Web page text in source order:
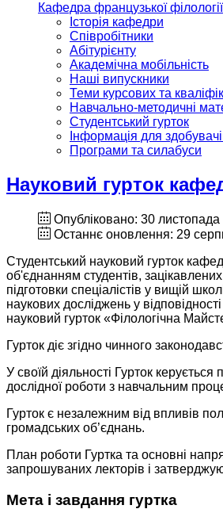
Кафедра французької філології
Історія кафедри
Співробітники
Абітурієнту
Академічна мобільність
Наші випускники
Теми курсових та
Навчально-методичні
Студентський гурток
Інформація для
Програми та силабуси
Науковий гурток
Опубліковано: 30
Останнє оновлення: 29
Студентський науковий гурток
об'єднанням студентів,
підготовки спеціалістів у вищій
наукових досліджень у
науковий гурток «Філологічна
Гурток діє згідно чинного
У своїй діяльності Гурток
дослідної роботи з навчальним
Гурток є незалежним від впливів
громадських об’єднань.
План роботи Гуртка та основні
запрошуваних лекторів і
Мета і завдання гуртка